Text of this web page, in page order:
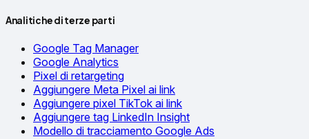
Analitiche di terze parti
Google Tag Manager
Google Analytics
Pixel di retargeting
Aggiungere Meta Pixel ai link
Aggiungere pixel TikTok ai link
Aggiungere tag LinkedIn Insight
Modello di tracciamento Google Ads